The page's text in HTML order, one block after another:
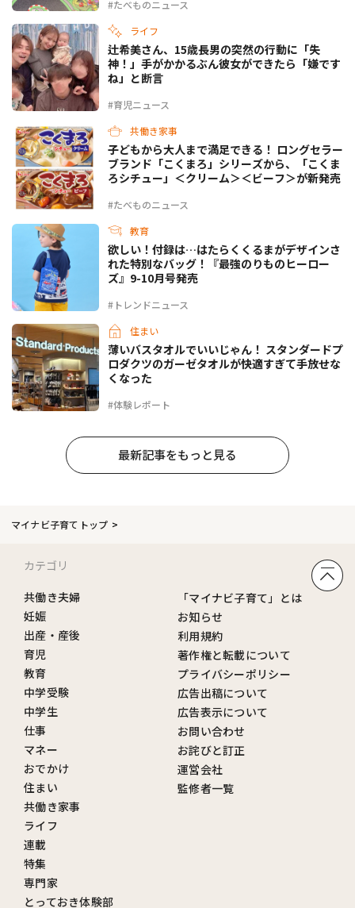
#たべものニュース
ライフ
#育児ニュース
辻希美さん、15歳長男の突然の行動に「失
神！」手がかかるぶん彼女ができたら「嫌です
ね」と断言
共働き家事
#たべものニュース
子どもから大人まで満足できる！ ロングセラー
ブランド「こくまろ」シリーズから、「こくま
ろシチュー」＜クリーム＞＜ビーフ＞が新発売
教育
#トレンドニュース
欲しい！付録は…はたらくくるまがデザインさ
れた特別なバッグ！『最強のりものヒーロー
ズ』9-10月号発売
住まい
#体験レポート
薄いバスタオルでいいじゃん！ スタンダードプ
ロダクツのガーゼタオルが快適すぎて手放せな
くなった
最新記事をもっと見る
マイナビ子育てトップ
カテゴリ
共働き夫婦
妊娠
出産・産後
育児
教育
中学受験
中学生
仕事
マネー
おでかけ
住まい
共働き家事
ライフ
連載
特集
専門家
とっておき体験部
「マイナビ子育て」とは
お知らせ
利用規約
著作権と転載について
プライバシーポリシー
広告出稿について
広告表示について
お問い合わせ
お詫びと訂正
運営会社
監修者一覧